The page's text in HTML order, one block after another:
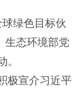
绿色目标伙
生态环境部党
。
宣介习近平